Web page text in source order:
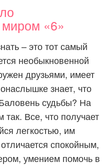
«6»
– это тот самый
необыкновенной
друзьями, имеет
знает, что
судьбы? На
Все, что получает
легкостью, им
спокойным,
умением помочь в